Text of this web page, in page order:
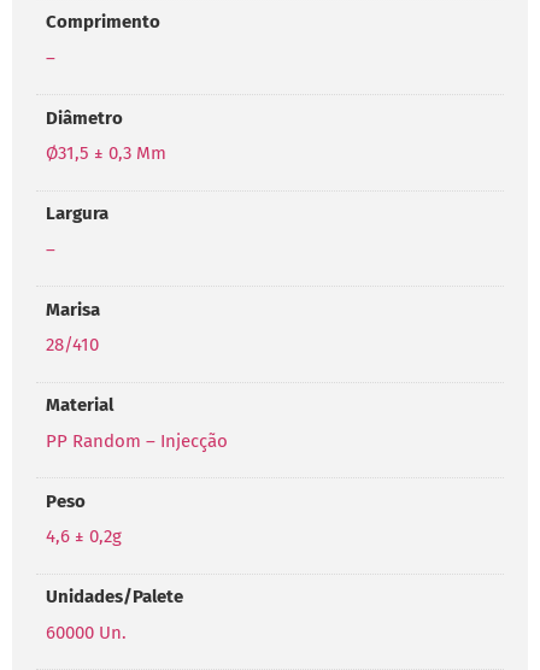
Comprimento
–
Diâmetro
Ø31,5 ± 0,3 Mm
Largura
–
Marisa
28/410
Material
PP Random – Injecção
Peso
4,6 ± 0,2g
Unidades/Palete
60000 Un.